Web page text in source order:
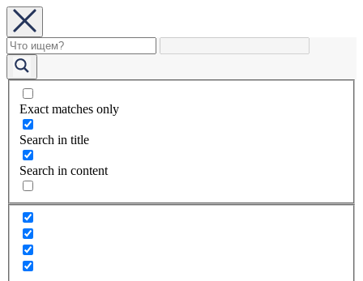
Exact matches only
Search in title
Search in content